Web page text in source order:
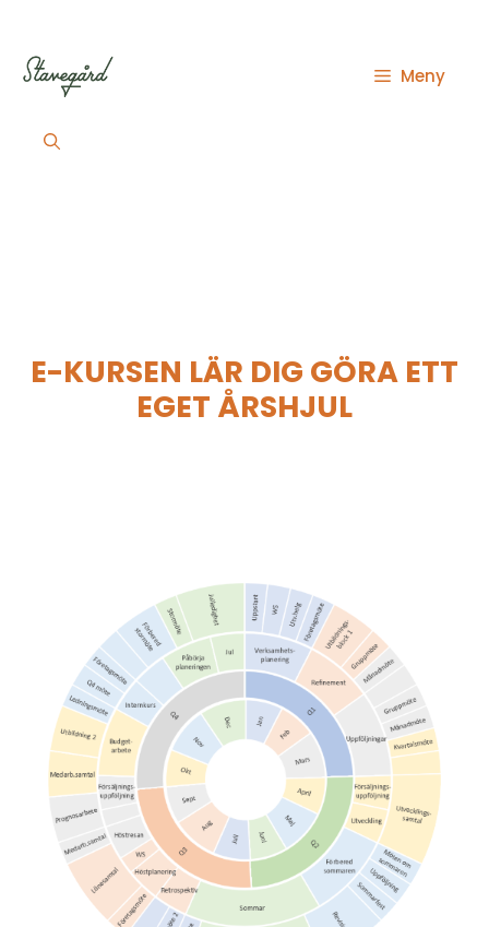
innehåll
Meny
E-KURSEN LÄR DIG GÖRA ETT
EGET ÅRSHJUL